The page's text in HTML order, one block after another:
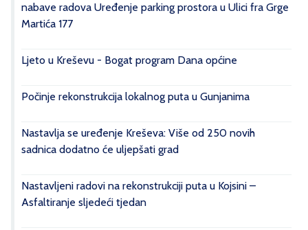
nabave radova Uređenje parking prostora u Ulici fra Grge
Martića 177
Ljeto u Kreševu - Bogat program Dana općine
Počinje rekonstrukcija lokalnog puta u Gunjanima
Nastavlja se uređenje Kreševa: Više od 250 novih
sadnica dodatno će uljepšati grad
Nastavljeni radovi na rekonstrukciji puta u Kojsini –
Asfaltiranje sljedeći tjedan